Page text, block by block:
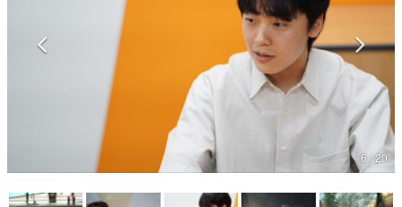
その他
電ファミニコゲーマーとは？
運営：株式会社マレ
6 / 20